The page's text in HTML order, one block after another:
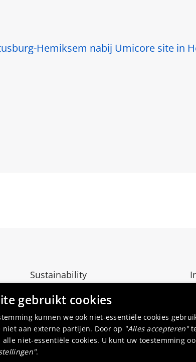
Hemiksem nabij Umicore site in
Sustainability
Media
gebruikt cookies
kunnen we ook niet-essentiële cookies
aan externe partijen. Door op "Alles accepteren"
niet-essentiële cookies. U kunt uw toestemming
.